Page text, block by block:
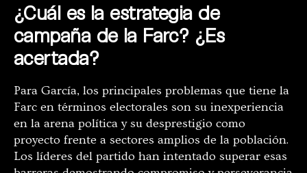
¿Cuál es la estrategia de
campaña de la Farc? ¿Es
acertada?
Para García, los principales problemas que tiene la
Farc en términos electorales son su inexperiencia
en la arena política y su desprestigio como
proyecto frente a sectores amplios de la población.
Los líderes del partido han intentado superar esas